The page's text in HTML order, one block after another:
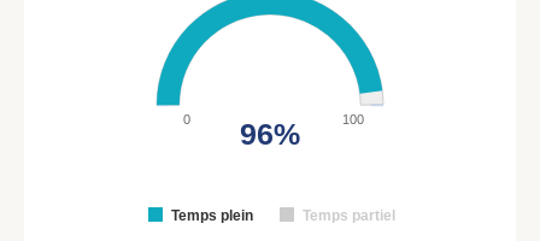
Temps plein Temps partiel
0 100
96%